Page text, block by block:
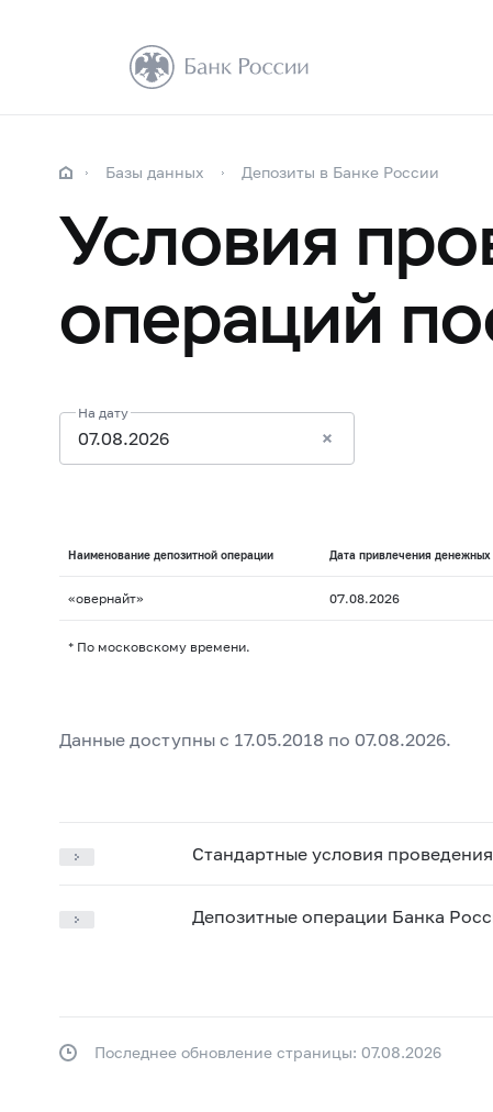
Базы данных Депозиты в Банке России
Условия
операций
07.08.2026
На дату
Наименование депозитной операции Дата привлечения денежных
«овернайт» 07.08.2026
* По московскому времени.
Данные доступны с 17.05.2018 по 07.08.2026.
Стандартные условия
Депозитные операции Банка
Последнее обновление страницы: 07.08.2026